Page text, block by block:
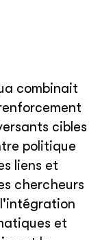
combinait
cibles
politique
liens et
chercheurs
et